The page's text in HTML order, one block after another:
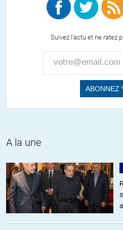
non effectivement,en fait ca
augmente la taille de son
zebul0n//29.12.2019
états avait grevé les capacités
donc par de la dette
article du diplo qui en parle.
+9
Suivez l'actu et ne ratez
A la une